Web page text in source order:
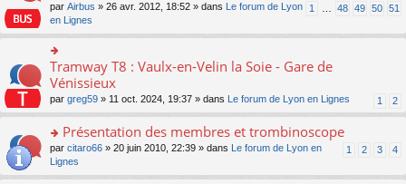
ult
le
m
s
s
e
n
o
n
1 48 49 50 51
par Airbus » 26 avr. 2012, 18:52 » dans
Le forum de Lyon
en Lignes
o
n
ult
er
le
m
e
s
Tramway T8 : Vaulx-en-Velin la Soie - Gare de
Vénissieux
1 2
par greg59 » 11 oct. 2024, 19:37 » dans Le forum de Lyon en Lignes
o
s
Présentation des membres et trombinoscope
1 2 3 4
par citaro66 » 20 juin 2010, 22:39 » dans
Le forum de Lyon en
Lignes